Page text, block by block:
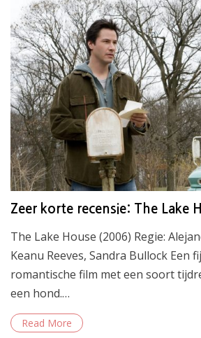
Zeer korte recensie: The Lake
The Lake House (2006) Regie:
Keanu Reeves, Sandra Bullock Een
romantische film met een soort
een hond.…
Read More